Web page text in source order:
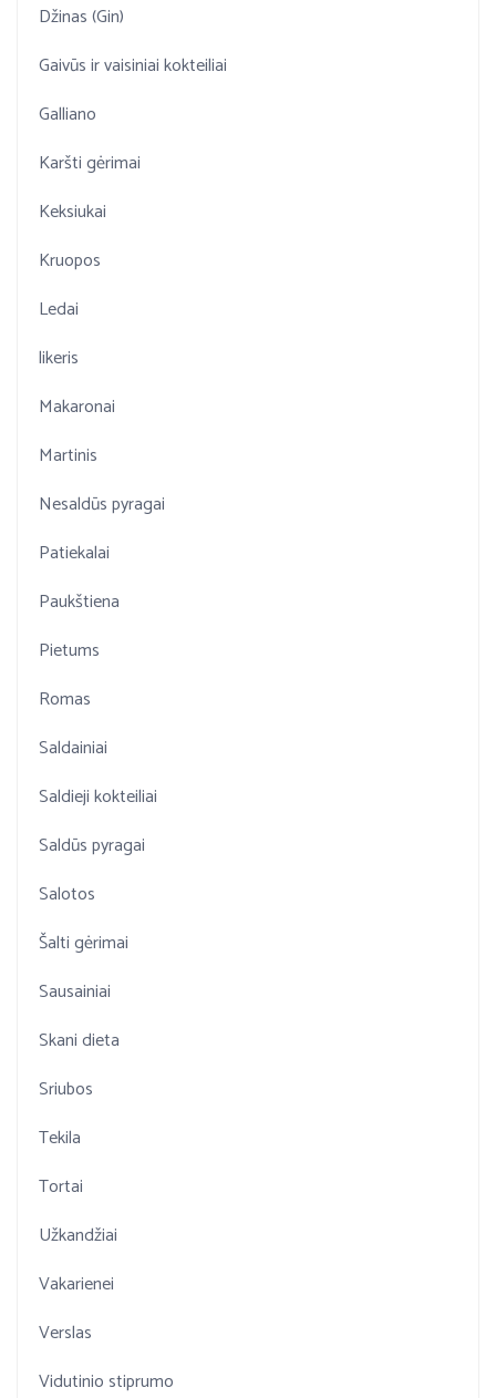
Džinas (Gin)
Gaivūs ir vaisiniai kokteiliai
Galliano
Karšti gėrimai
Keksiukai
Kruopos
Ledai
likeris
Makaronai
Martinis
Nesaldūs pyragai
Patiekalai
Paukštiena
Pietums
Romas
Saldainiai
Saldieji kokteiliai
Saldūs pyragai
Salotos
Šalti gėrimai
Sausainiai
Skani dieta
Sriubos
Tekila
Tortai
Užkandžiai
Vakarienei
Verslas
Vidutinio stiprumo